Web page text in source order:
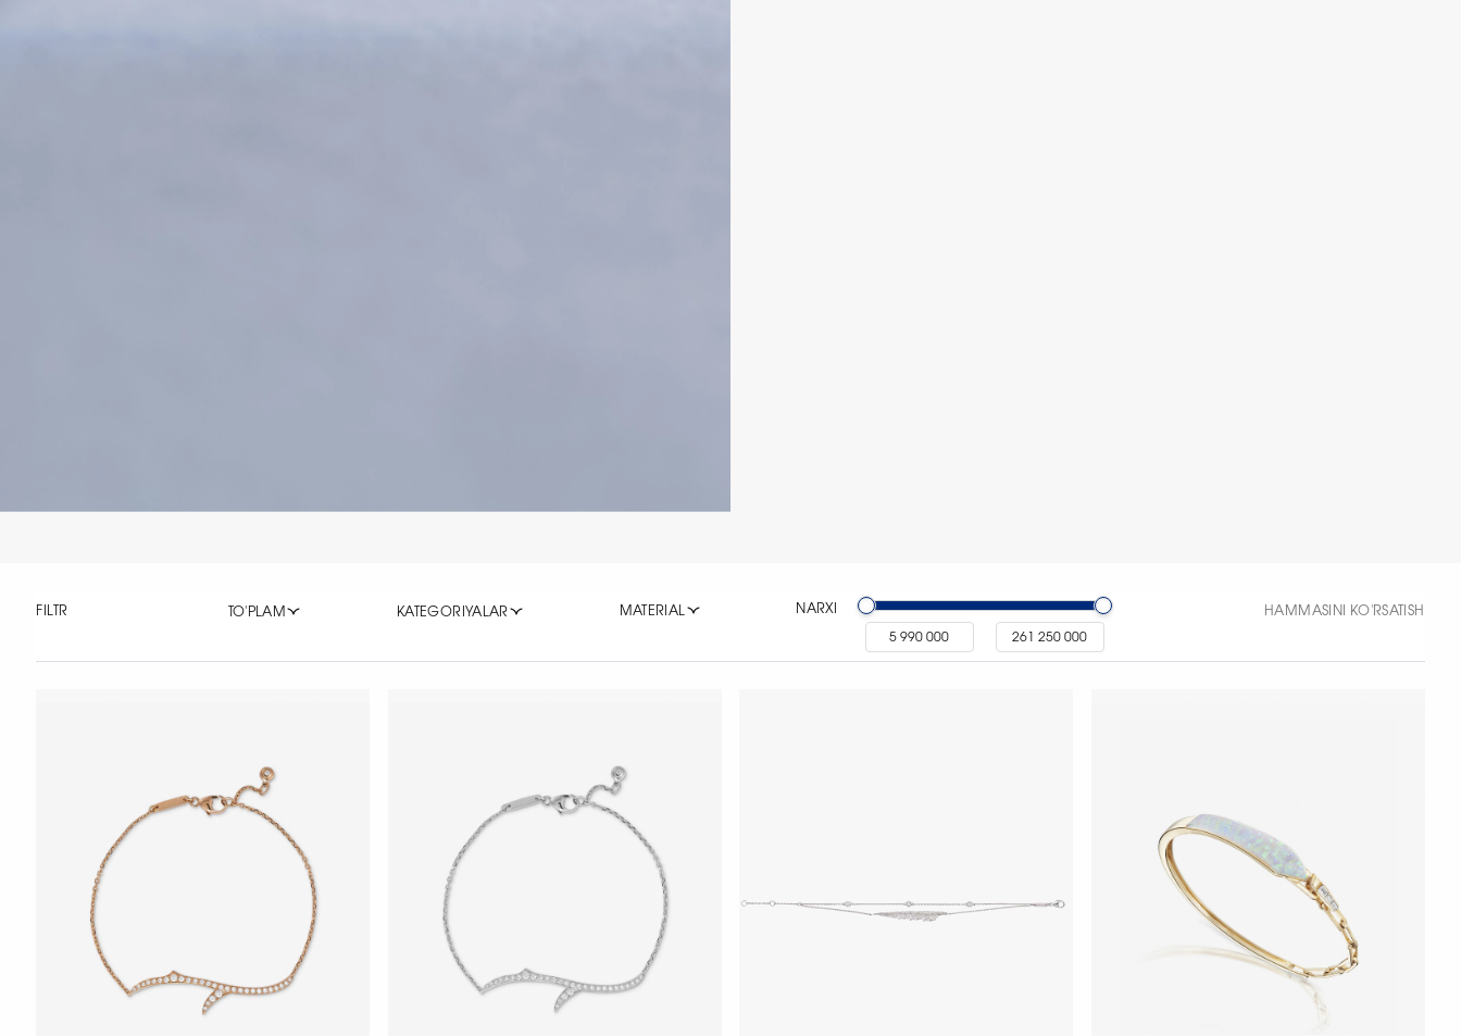
FILTR TO'PLAM KATEGORIYALAR MATERIAL NARXI HAMMASINI KO'RSATISH